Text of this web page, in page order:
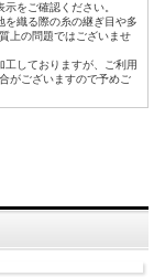
をご確認ください。
織る際の糸の継ぎ目や多
上の問題ではございませ
しておりますが、ご利用
がございますので予めご